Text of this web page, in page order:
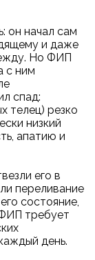
он начал сам
и даже
Но ФИП
с ним
спад:
телец) резко
низкий
апатию и
его в
переливание
состояние,
требует
день.